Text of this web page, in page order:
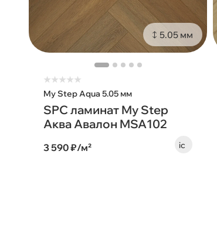
5.05 мм
★★★★★
My Step Aqua 5.05 мм
SPC ламинат My Step
Аква Авалон MSA102
3 590 ₽/м²